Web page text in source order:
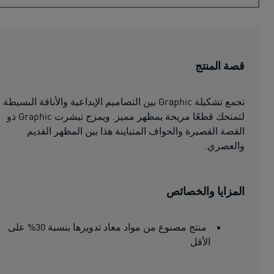
قصة المنتج
تجمع تشكيلة Graphic بين التصاميم الإبداعية والأناقة البسيطة
لتمنحك قطعًا مريحة بمظهر مميز. ويمزج تيشرت Graphic ذو
القصة القصيرة والحواف المتباينة هذا بين المظهر القديم
والعصري.
المزايا والخصائص
منتج مصنوع من مواد معاد تدويرها بنسبة 30% على
الأقل